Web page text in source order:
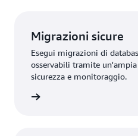
Migrazioni sicure
Esegui migrazioni di
osservabili tramite
sicurezza e monitoraggio.